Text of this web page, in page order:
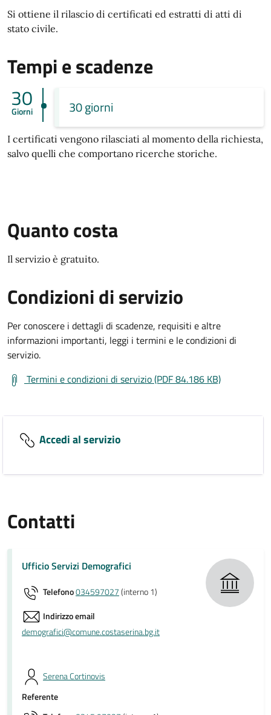
Si ottiene il rilascio di certificati ed estratti di atti di
stato civile.
Tempi e scadenze
30
Giorni 30 giorni
I certificati vengono rilasciati al momento della richiesta,
salvo quelli che comportano ricerche storiche.
Quanto costa
Il servizio è gratuito.
Condizioni di servizio
Per conoscere i dettagli di scadenze, requisiti e altre
informazioni importanti, leggi i termini e le condizioni di
servizio.
Termini e condizioni di servizio (PDF 84.186 KB)
Accedi al servizio
Contatti
Ufficio Servizi Demografici
Telefono034597027(interno 1)
Indirizzo email
demografici@comune.costaserina.bg.it
Serena Cortinovis
Referente